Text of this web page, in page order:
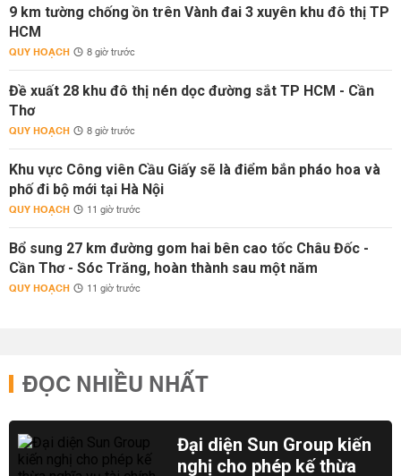
9 km tường chống ồn trên Vành đai 3 xuyên khu đô thị TP
HCM
QUY HOẠCH 8 giờ trước
Đề xuất 28 khu đô thị nén dọc đường sắt TP HCM - Cần
Thơ
QUY HOẠCH 8 giờ trước
Khu vực Công viên Cầu Giấy sẽ là điểm bắn pháo hoa và
phố đi bộ mới tại Hà Nội
QUY HOẠCH 11 giờ trước
Bổ sung 27 km đường gom hai bên cao tốc Châu Đốc -
Cần Thơ - Sóc Trăng, hoàn thành sau một năm
QUY HOẠCH 11 giờ trước
ĐỌC NHIỀU NHẤT
Đại diện Sun Group kiến
nghị cho phép kế thừa